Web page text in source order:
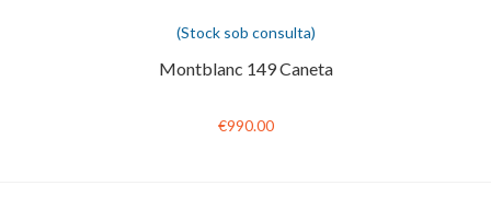
(Stock sob consulta)
Montblanc 149 Caneta
€990.00